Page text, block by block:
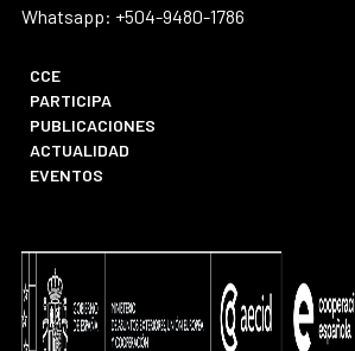
Whatsapp: +504-9480-1786
CCE
PARTICIPA
PUBLICACIONES
ACTUALIDAD
EVENTOS